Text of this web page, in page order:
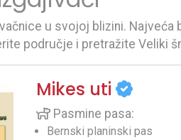
u svojoj blizini. Najveća
područje i pretražite Veliki
Mikes uti
Pasmine pasa:
Bernski planinski pas